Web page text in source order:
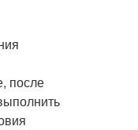
после